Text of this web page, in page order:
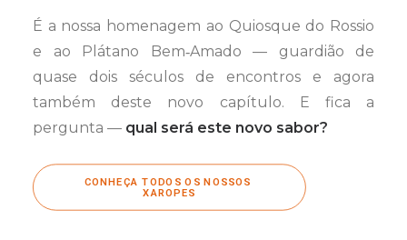
É a nossa homenagem ao Quiosque do Rossio
e ao Plátano Bem‑Amado — guardião de
quase dois séculos de encontros e agora
também deste novo capítulo. E fica a
pergunta — qual será este novo sabor?
CONHEÇA TODOS OS NOSSOS
XAROPES